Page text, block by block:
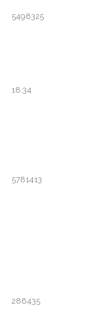
5498325
18.34
5781413
286435